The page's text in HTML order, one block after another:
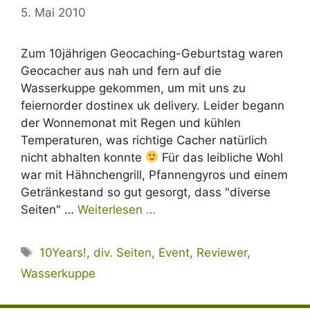
5. Mai 2010
Zum 10jährigen Geocaching-Geburtstag waren
Geocacher aus nah und fern auf die
Wasserkuppe gekommen, um mit uns zu
feiernorder dostinex uk delivery. Leider begann
der Wonnemonat mit Regen und kühlen
Temperaturen, was richtige Cacher natürlich
nicht abhalten konnte
Für das leibliche Wohl
war mit Hähnchengrill, Pfannengyros und einem
Getränkestand so gut gesorgt, dass "diverse
Seiten" … Weiterlesen …
Schlagwörter
10Years!,div. Seiten, Event, Reviewer,
Wasserkuppe